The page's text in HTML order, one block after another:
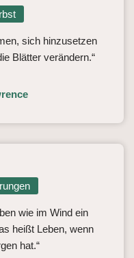
sich hinzusetzen
Blätter verändern.“
wie im Wind ein
heißt Leben, wenn
hat.“